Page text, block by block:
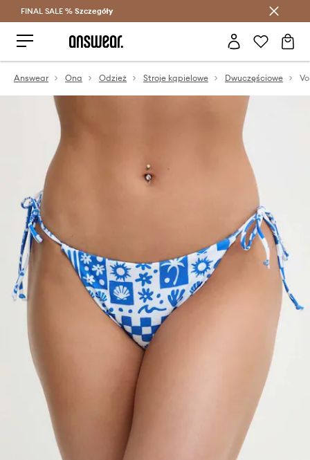
Oszczędzaj z Answear Club >
FINAL SALE % Szczegóły
Answear Ona Odzież Stroje kąpielowe Dwuczęściowe